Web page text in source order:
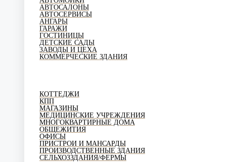
АВТОСАЛОНЫ
АВТОСЕРВИСЫ
АНГАРЫ
ГАРАЖИ
ГОСТИНИЦЫ
ДЕТСКИЕ САДЫ
ЗАВОДЫ И ЦЕХА
КОММЕРЧЕСКИЕ ЗДАНИЯ
КОТТЕДЖИ
КПП
МАГАЗИНЫ
МЕДИЦИНСКИЕ УЧРЕЖДЕНИЯ
МНОГОКВАРТИРНЫЕ ДОМА
ОБЩЕЖИТИЯ
ОФИСЫ
ПРИСТРОИ И МАНСАРДЫ
ПРОИЗВОДСТВЕННЫЕ ЗДАНИЯ
СЕЛЬХОЗЗДАНИЯ/ФЕРМЫ